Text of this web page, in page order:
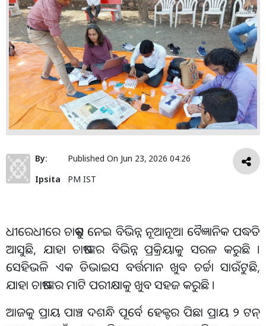
By:
Ipsita
Published On Jun 23, 2026 04:26
PM IST
ଧୀରେଧୀରେ ଚାଷକୁ ନେଇ ବିଭିନ୍ନ ନୂଆନୂଆ ବୈଜ୍ଞାନିକ ପଦ୍ଧତି
ଆସୁଛି, ଯାହା ଚାଷୀଙ୍କର ବିଭିନ୍ନ ପ୍ରକ୍ରିୟାକୁ ସରଳ କରୁଛି ।
ସେହିଭଳି ଏକ ଡିଭାଇସ ବର୍ତ୍ତମାନ ଖୁବ ଚର୍ଚ୍ଚା ସାଉଁଟୁଛି,
ଯାହା ଚାଷୀଙ୍କର ମାଟି ପରୀକ୍ଷାକୁ ଖୁବ ସହଜ କରୁଛି ।
ଆଜକୁ ପ୍ରାୟ ପାଞ୍ଚ ଦଶନ୍ଧି ପୂର୍ବେ ହେକ୍ଟର ପିଛା ପ୍ରାୟ ୨ ଟନ୍